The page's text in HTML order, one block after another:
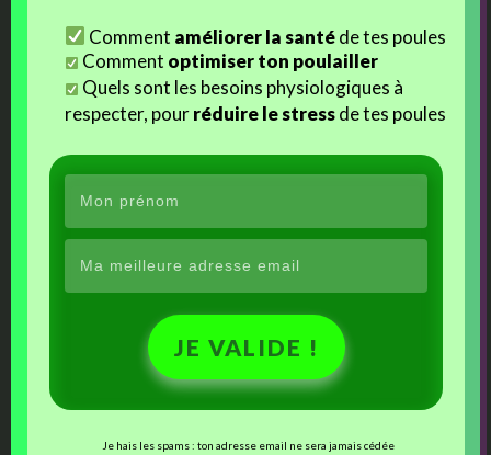
Ces articles devraient vous intéresser :
Projet poulailler, c’est
Un poulailler à l’école : en
vidéo !
à l'école", que nous
menons conjointement
régulièrement en place des
sessions internet via
Skype, afin de créer un lien
visuel avec les enfants, de
les sensibiliser davantage
à l'aventure qu'ils ont la
Comment améliorer la santéde tes poules
Comment optimiser ton poulailler
Quels sont les besoins physiologiques à
respecter, pourréduire le stressde tes poules
JE VALIDE !
Je hais les spams : ton adresse email ne sera jamais cédée